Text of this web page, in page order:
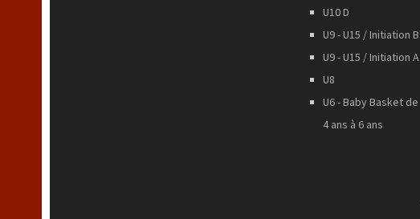
U10 D
U9 - U15 / Initiation B
U9 - U15 / Initiation A
U8
U6 - Baby Basket de
4 ans à 6 ans